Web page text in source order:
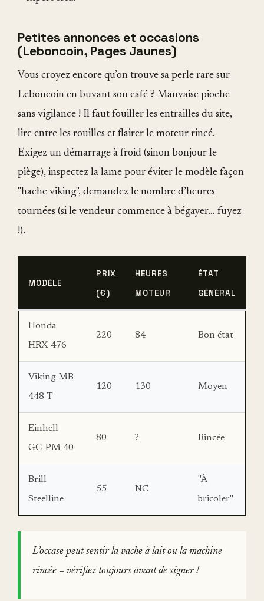
Petites annonces et occasions
(Leboncoin, Pages Jaunes)
Vous croyez encore qu’on trouve sa perle rare sur
Leboncoin en buvant son café ? Mauvaise pioche
sans vigilance ! Il faut fouiller les entrailles du site,
lire entre les rouilles et flairer le moteur rincé.
Exigez un démarrage à froid (sinon bonjour le
piège), inspectez la lame pour éviter le modèle façon
"hache viking", demandez le nombre d’heures
tournées (si le vendeur commence à bégayer… fuyez
!).
MODÈLE
PRIX
(€)
HEURES
MOTEUR
ÉTAT
GÉNÉRAL
Honda
HRX 476
220 84 Bon état
Viking MB
448 T
120 130 Moyen
Einhell
GC-PM 40
80 ? Rincée
Brill
Steelline
55 NC
"À
bricoler"
L’occase peut sentir la vache à lait ou la machine
rincée – vérifiez toujours avant de signer !